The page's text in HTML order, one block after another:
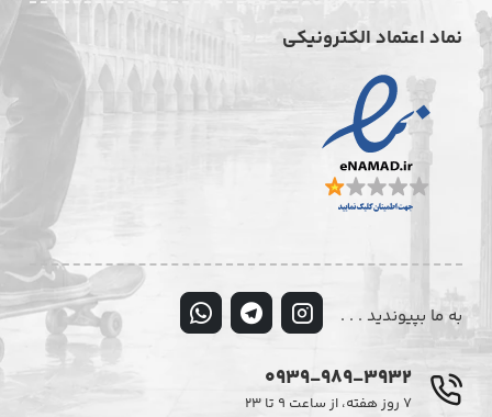
نماد اعتماد الکترونیکی
به ما بپیوندید . . .
0939-989-3932
۷ روز هفته، از ساعت ۹ تا ۲۳